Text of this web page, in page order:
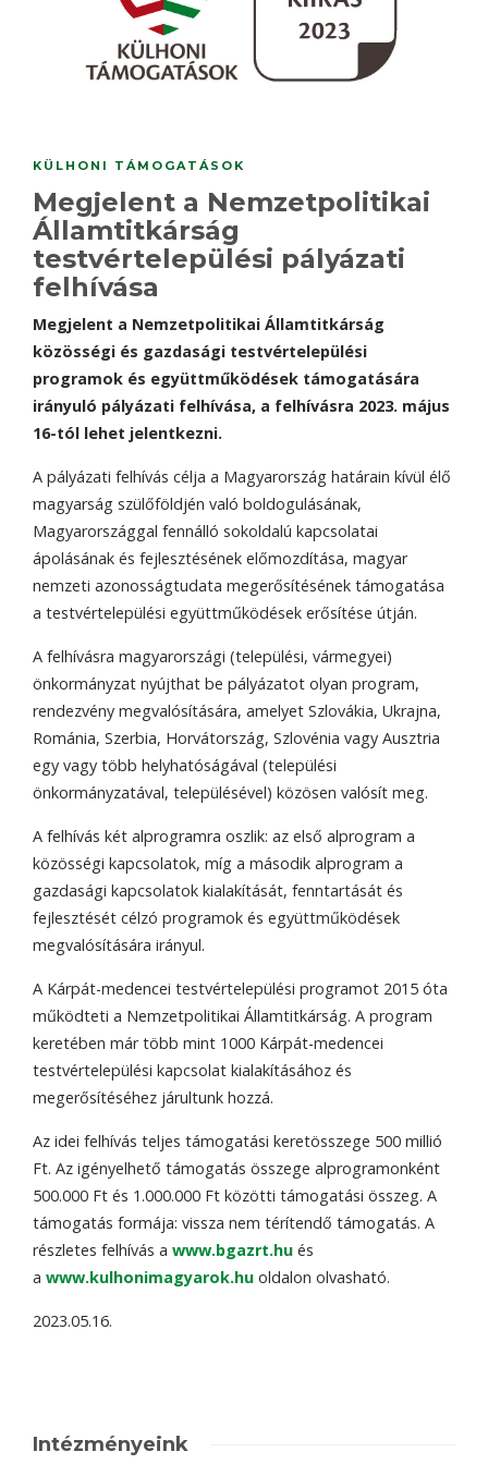
KÜLHONI TÁMOGATÁSOK
Megjelent a Nemzetpolitikai
Államtitkárság
testvértelepülési pályázati
felhívása
Megjelent a Nemzetpolitikai Államtitkárság
közösségi és gazdasági testvértelepülési
programok és együttműködések támogatására
irányuló pályázati felhívása, a felhívásra 2023. május
16-tól lehet jelentkezni.
A pályázati felhívás célja a Magyarország határain kívül élő
magyarság szülőföldjén való boldogulásának,
Magyarországgal fennálló sokoldalú kapcsolatai
ápolásának és fejlesztésének előmozdítása, magyar
nemzeti azonosságtudata megerősítésének támogatása
a testvértelepülési együttműködések erősítése útján.
A felhívásra magyarországi (települési, vármegyei)
önkormányzat nyújthat be pályázatot olyan program,
rendezvény megvalósítására, amelyet Szlovákia, Ukrajna,
Románia, Szerbia, Horvátország, Szlovénia vagy Ausztria
egy vagy több helyhatóságával (települési
önkormányzatával, településével) közösen valósít meg.
A felhívás két alprogramra oszlik: az első alprogram a
közösségi kapcsolatok, míg a második alprogram a
gazdasági kapcsolatok kialakítását, fenntartását és
fejlesztését célzó programok és együttműködések
megvalósítására irányul.
A Kárpát-medencei testvértelepülési programot 2015 óta
működteti a Nemzetpolitikai Államtitkárság. A program
keretében már több mint 1000 Kárpát-medencei
testvértelepülési kapcsolat kialakításához és
megerősítéséhez járultunk hozzá.
Az idei felhívás teljes támogatási keretösszege 500 millió
Ft. Az igényelhető támogatás összege alprogramonként
500.000 Ft és 1.000.000 Ft közötti támogatási összeg. A
támogatás formája: vissza nem térítendő támogatás. A
részletes felhívás a www.bgazrt.hu és
a www.kulhonimagyarok.hu oldalon olvasható.
2023.05.16.
Intézményeink